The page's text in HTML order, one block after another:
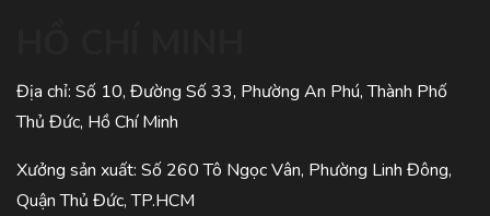
Địa chỉ: Số 10, Đường Số 33, Phường An Phú, Thành Phố
Thủ Đức, Hồ Chí Minh
Xưởng sản xuất: Số 260 Tô Ngọc Vân, Phường Linh Đông,
Quận Thủ Đức, TP.HCM